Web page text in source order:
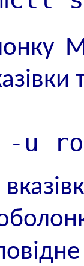
-u